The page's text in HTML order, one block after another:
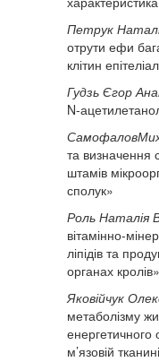
Петрук
отрути ефи
клітин
Гудзь Єгор
N-
та визначення
штамів
сполук»
Роль Наталія
вітамінно-
ліпідів та
органах кролів»
Яковійчук
метаболізму
енергетичного
м’язовій